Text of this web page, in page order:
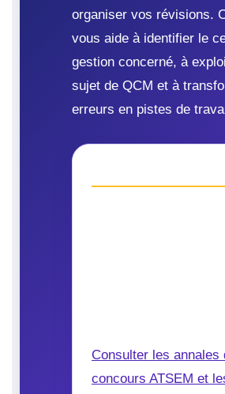
organiser vos révisions.
vous aide à identifier le
gestion concerné, à
sujet de QCM et à
erreurs en pistes de
Consulter les annales
concours ATSEM et